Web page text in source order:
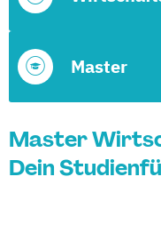
Master
Master
Dein